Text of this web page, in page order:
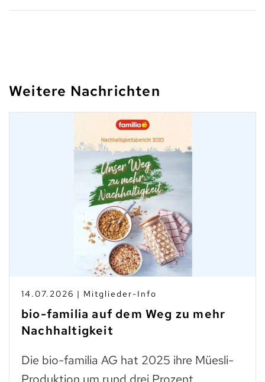
Weitere Nachrichten
14.07.2026 | Mitglieder-Info
bio-familia auf dem Weg zu mehr
Nachhaltigkeit
Die bio-familia AG hat 2025 ihre Müesli-